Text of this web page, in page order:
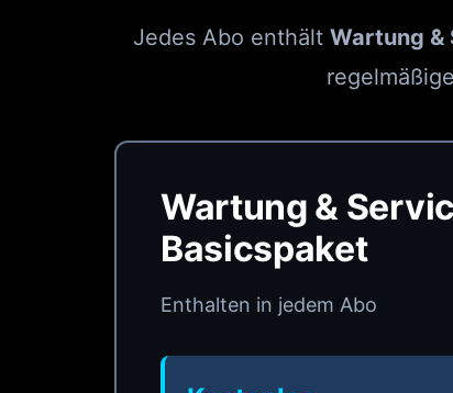
Jedes Abo enthält Wartung &
Wartung &
Basicspaket
Enthalten in jedem Abo